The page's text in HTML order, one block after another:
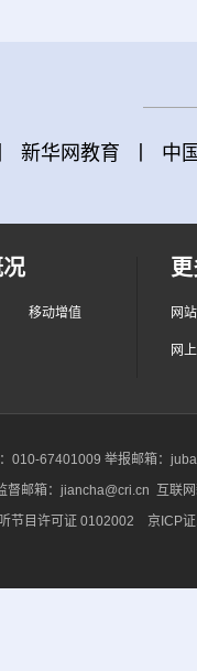
新华网教育 中
移动增值 网
网
010-67401009 举报邮箱：
督邮箱：jiancha@cri.cn 互联
听节目许可证 0102002 京ICP